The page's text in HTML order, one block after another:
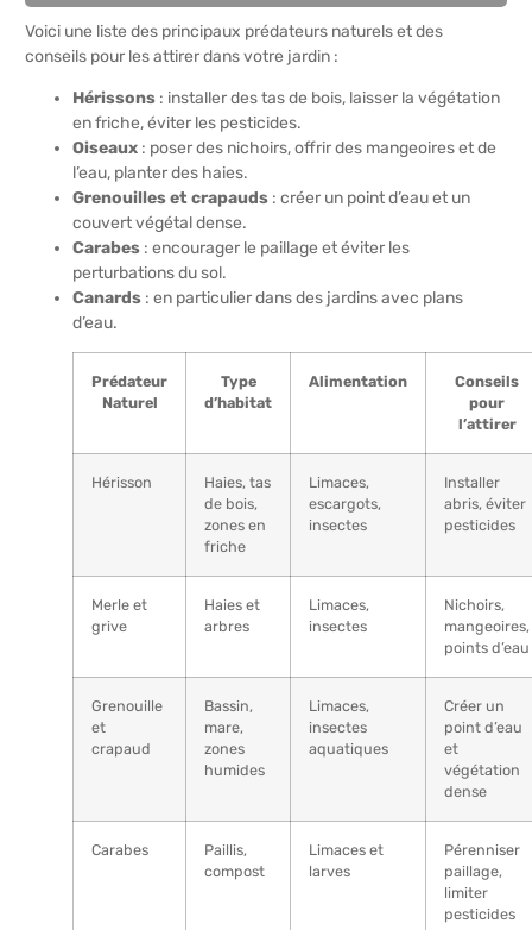
Voici une liste des principaux prédateurs naturels et des
conseils pour les attirer dans votre jardin :
Hérissons : installer des tas de bois, laisser la végétation
en friche, éviter les pesticides.
Oiseaux : poser des nichoirs, offrir des mangeoires et de
l’eau, planter des haies.
Grenouilles et crapauds : créer un point d’eau et un
couvert végétal dense.
Carabes : encourager le paillage et éviter les
perturbations du sol.
Canards : en particulier dans des jardins avec plans
d’eau.
Prédateur
Naturel
Type
d’habitat
Alimentation
Conseils
pour
l’attirer
Hérisson
Haies, tas
de bois,
zones en
friche
Limaces,
escargots,
insectes
Installer
abris, éviter
pesticides
Merle et
grive
Haies et
arbres
Limaces,
insectes
Nichoirs,
mangeoires,
points d’eau
Grenouille
et
crapaud
Bassin,
mare,
zones
humides
Limaces,
insectes
aquatiques
Créer un
point d’eau
et
végétation
dense
Carabes
Paillis,
compost
Limaces et
larves
Pérenniser
paillage,
limiter
pesticides